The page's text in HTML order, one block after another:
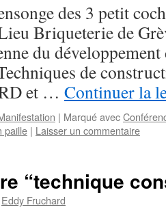
des 3 petit
Briqueterie de
du
de
et … Continuer la
| Marqué avec
paille | Laisser un commentaire
“technique
Eddy Fruchard